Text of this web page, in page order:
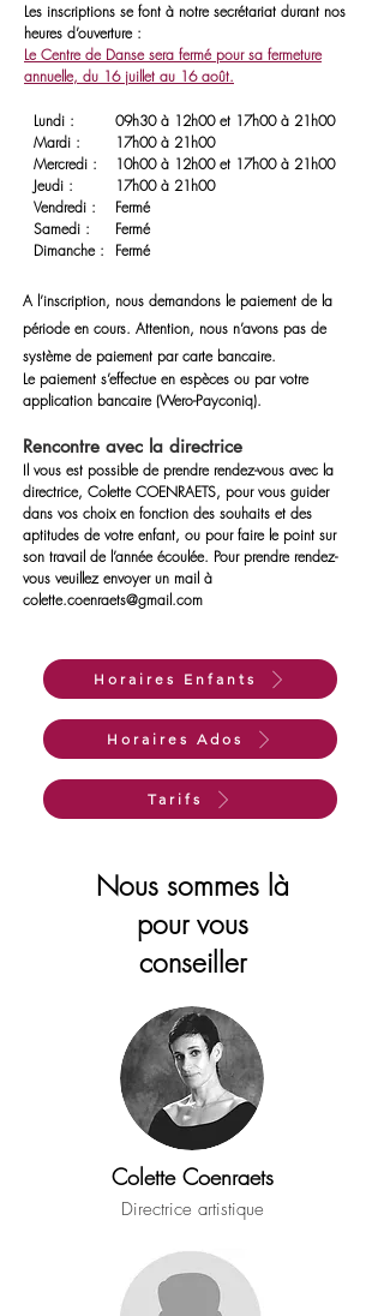
Les inscriptions se font à notre secrétariat durant nos
heures d’ouverture :
Le Centre de Danse sera fermé pour sa fermeture
annuelle, du 16 juillet au 16 août.
Lundi :
Mardi :
Mercredi :
Jeudi :
Vendredi :
Samedi :
Dimanche :
09h30 à 12h00 et 17h00 à 21h00
17h00 à 21h00
10h00 à 12h00 et 17h00 à 21h00
17h00 à 21h00
Fermé
Fermé
Fermé
A l’inscription, nous demandons le paiement de la
période en cours. Attention, nous n’avons pas de
système de paiement par carte bancaire.
Le paiement s’effectue en espèces ou par votre
application bancaire (Wero-Payconiq).
Rencontre avec la directrice
Il vous est possible de prendre rendez-vous avec la
directrice, Colette COENRAETS, pour vous guider
dans vos choix en fonction des souhaits et des
aptitudes de votre enfant, ou pour faire le point sur
son travail de l’année écoulée. Pour prendre rendez-
vous veuillez envoyer un mail à
colette.coenraets@gmail.com
Horaires Enfants
Horaires Ados
Tarifs
Nous sommes là
pour vous
conseiller
Colette Coenraets
Directrice artistique